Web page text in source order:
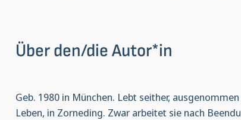
Über den/die Autor*in
Geb. 1980 in München. Lebt seither,
Leben, in Zorneding. Zwar arbeitet sie nach